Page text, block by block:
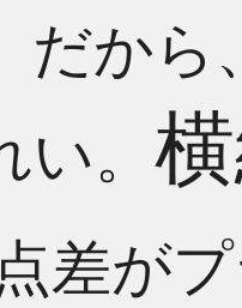
だから
。
差が